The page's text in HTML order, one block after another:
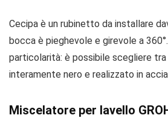
Cecipa è un rubinetto da installare
bocca è pieghevole e girevole a
particolarità: è possibile scegliere
interamente nero e realizzato in
Miscelatore per lavello